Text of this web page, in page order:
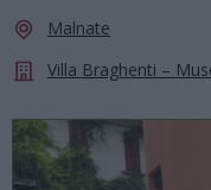
Malnate
Villa Braghenti –